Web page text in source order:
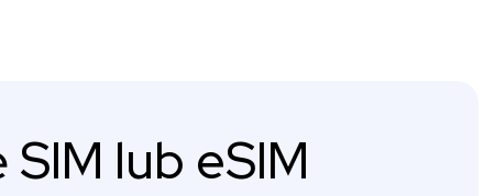
lub eSIM